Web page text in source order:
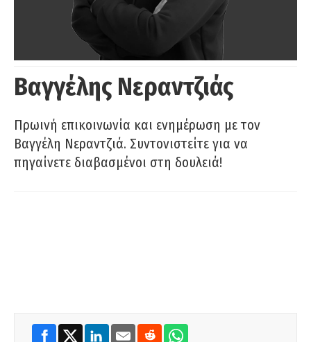
Βαγγέλης Νεραντζιάς
Πρωινή επικοινωνία και ενημέρωση με τον
Βαγγέλη Νεραντζιά. Συντονιστείτε για να
πηγαίνετε διαβασμένοι στη δουλειά!